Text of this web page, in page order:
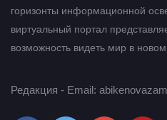
горизонты информационной
виртуальный портал
возможность видеть мир в новом
Редакция - Email: